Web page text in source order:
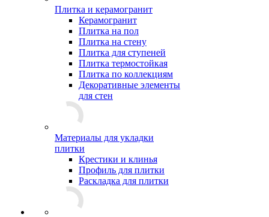
Плитка и керамогранит
Керамогранит
Плитка на пол
Плитка на стену
Плитка для ступеней
Плитка термостойкая
Плитка по коллекциям
Декоративные элементы
для стен
Материалы для укладки
плитки
Крестики и клинья
Профиль для плитки
Раскладка для плитки